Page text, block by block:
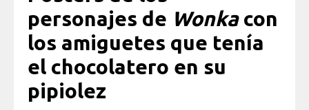
personajes de Wonkacon
los amiguetes que tenía
el chocolatero en su
pipiolez